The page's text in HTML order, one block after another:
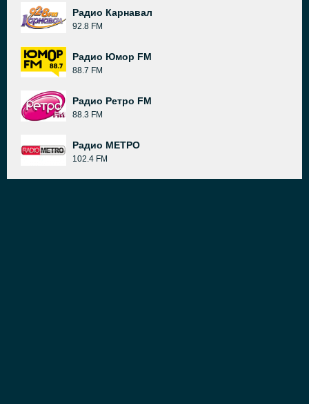
Радио Карнавал
92.8 FM
Радио Юмор FM
88.7 FM
Радио Ретро FM
88.3 FM
Радио МЕТРО
102.4 FM